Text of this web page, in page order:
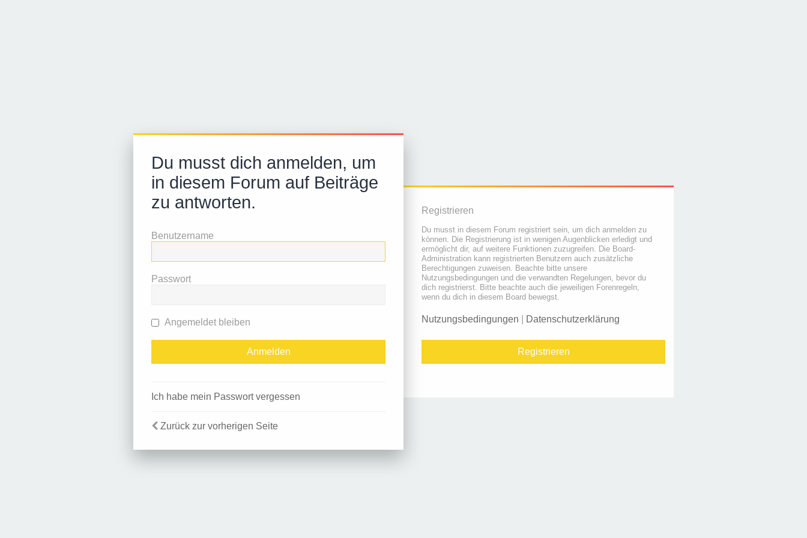
Du musst dich anmelden, um
in diesem Forum auf Beiträge
zu antworten.
Benutzername
Passwort
Angemeldet bleiben
Ich habe mein Passwort vergessen
Zurück zur vorherigen Seite
Registrieren
Du musst in diesem Forum registriert sein, um dich anmelden zu
können. Die Registrierung ist in wenigen Augenblicken erledigt und
ermöglicht dir, auf weitere Funktionen zuzugreifen. Die Board-
Administration kann registrierten Benutzern auch zusätzliche
Berechtigungen zuweisen. Beachte bitte unsere
Nutzungsbedingungen und die verwandten Regelungen, bevor du
dich registrierst. Bitte beachte auch die jeweiligen Forenregeln,
wenn du dich in diesem Board bewegst.
Nutzungsbedingungen Datenschutzerklärung
Registrieren